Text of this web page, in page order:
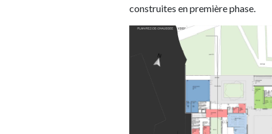
construites en première phase.